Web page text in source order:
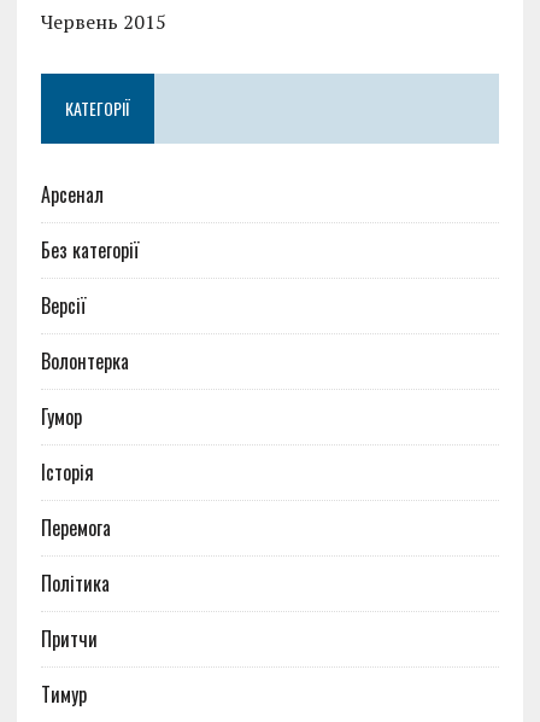
Червень 2015
КАТЕГОРІЇ
Арсенал
Без категорії
Версії
Волонтерка
Гумор
Історія
Перемога
Політика
Притчи
Тимур